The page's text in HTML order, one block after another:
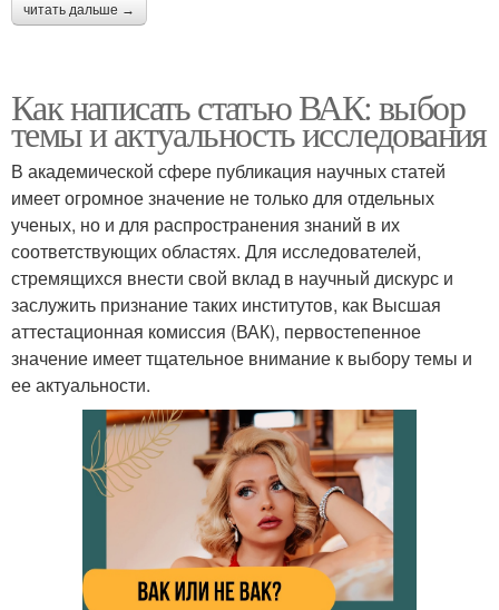
читать дальше →
Как написать статью ВАК: выбор
темы и актуальность исследования
В академической сфере публикация научных статей
имеет огромное значение не только для отдельных
ученых, но и для распространения знаний в их
соответствующих областях. Для исследователей,
стремящихся внести свой вклад в научный дискурс и
заслужить признание таких институтов, как Высшая
аттестационная комиссия (ВАК), первостепенное
значение имеет тщательное внимание к выбору темы и
ее актуальности.